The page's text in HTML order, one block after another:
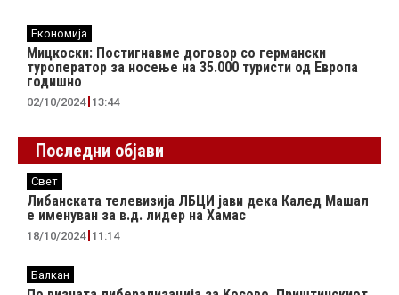
Економија
Мицкоски: Постигнавме договор со германски
туроператор за носење на 35.000 туристи од Европа
годишно
02/10/2024 13:44
Последни објави
Свет
Либанската телевизија ЛБЦИ јави дека Калед Машал
е именуван за в.д. лидер на Хамас
18/10/2024 11:14
Балкан